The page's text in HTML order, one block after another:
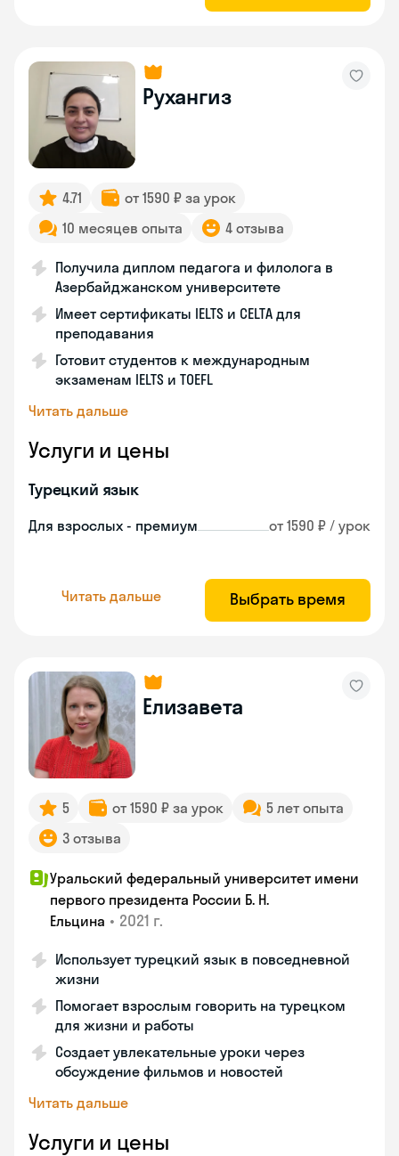
Рухангиз
4.71
от 1590 ₽ за урок
10 месяцев опыта
4 отзыва
Получила диплом педагога и филолога в
Азербайджанском университете
Имеет сертификаты IELTS и CELTA для
преподавания
Готовит студентов к международным
экзаменам IELTS и TOEFL
Читать дальше
Услуги и цены
Турецкий язык
Для взрослых - премиум от 1590 ₽ / урок
Читать дальше Выбрать время
Елизавета
5 от 1590 ₽ за урок
5 лет опыта
3 отзыва
Уральский федеральный университет имени
первого президента России Б. Н.
Ельцина • 2021 г.
Использует турецкий язык в повседневной
жизни
Помогает взрослым говорить на турецком
для жизни и работы
Создает увлекательные уроки через
обсуждение фильмов и новостей
Читать дальше
Услуги и цены